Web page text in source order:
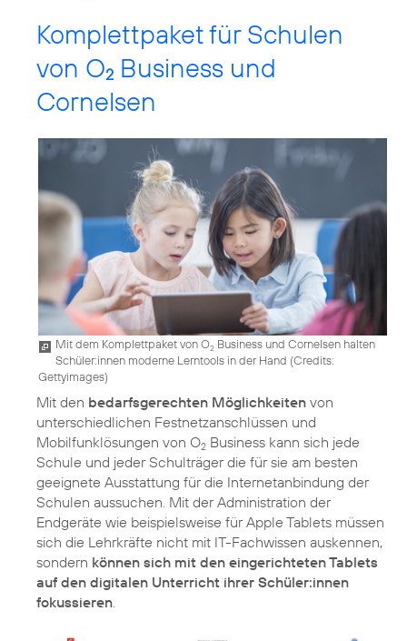
Komplettpaket für Schulen
von O2 Business und
Cornelsen
Mit dem Komplettpaket von O2 Business und Cornelsen halten
Schüler:innen moderne Lerntools in der Hand (Credits:
Gettyimages)
Mit den bedarfsgerechten Möglichkeiten von
unterschiedlichen Festnetzanschlüssen und
Mobilfunklösungen von O2 Business kann sich jede
Schule und jeder Schulträger die für sie am besten
geeignete Ausstattung für die Internetanbindung der
Schulen aussuchen. Mit der Administration der
Endgeräte wie beispielsweise für Apple Tablets müssen
sich die Lehrkräfte nicht mit IT-Fachwissen auskennen,
sondern können sich mit den eingerichteten Tablets
auf den digitalen Unterricht ihrer Schüler:innen
fokussieren